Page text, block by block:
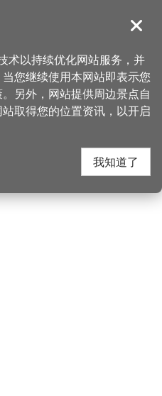
導覽
糊口老街客家活鱼餐厅
活鱼餐厅
关闭
术以持续优化网站服务，并
您继续使用本网站即表示您
另外，网站提供周边景点自
取得您的位置资讯，以开启
我知道了